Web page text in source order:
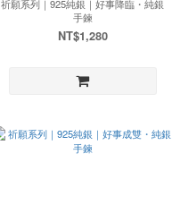
祈願系列｜925純銀｜好事降臨・純銀
手鍊
NT$1,280